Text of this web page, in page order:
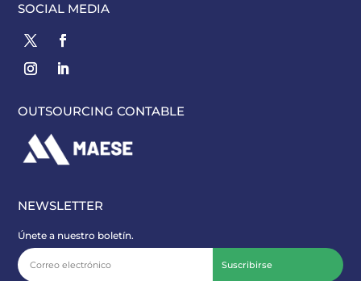
SOCIAL MEDIA
OUTSOURCING CONTABLE
NEWSLETTER
Únete a nuestro boletín.
Suscribirse